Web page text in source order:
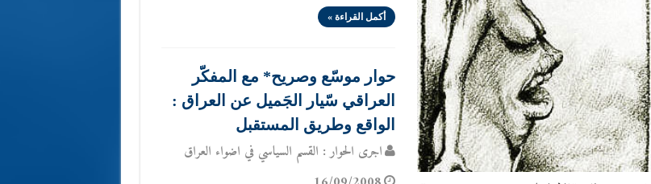
أكمل القراءة »
حوار موسّع وصريح* مع المفكّر
العراقي سّيار الجَميل عن العراق :
الواقع وطريق المستقبل
اجرى الحوار : القسم السياسي في اضواء العراق